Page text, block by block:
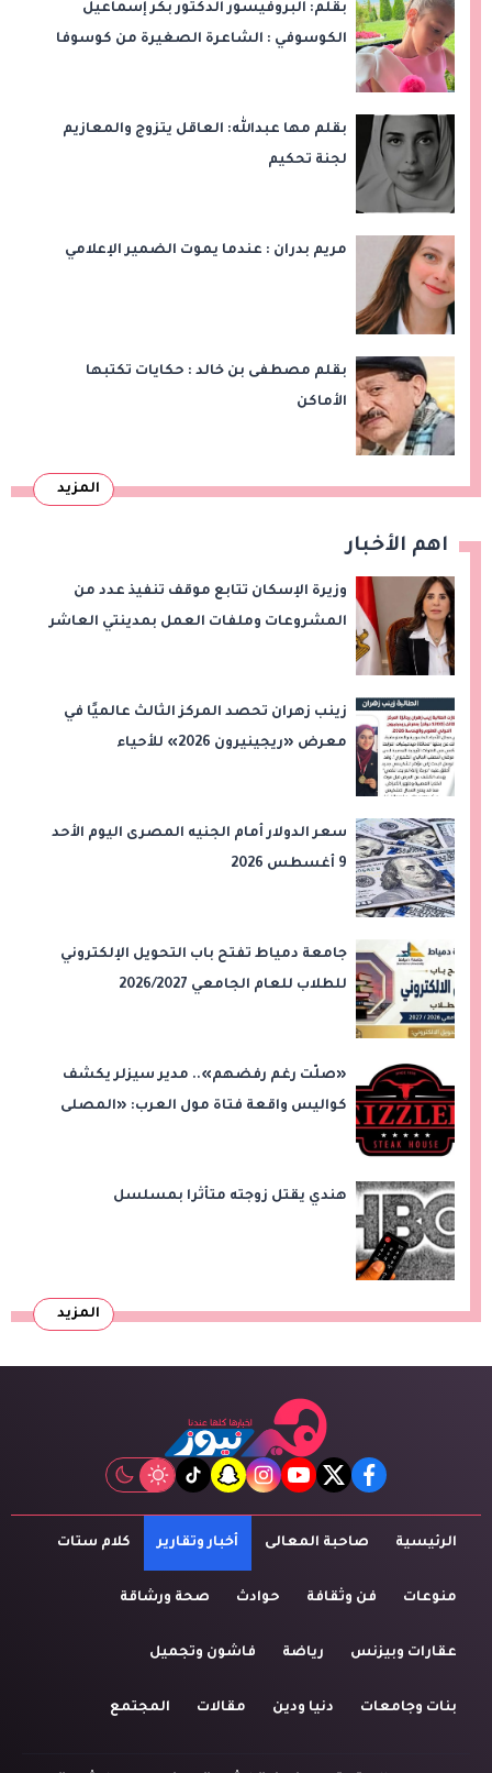
بقلم: البروفيسور الدكتور بكر إسماعيل
الكوسوفي : الشاعرة الصغيرة من كوسوفا
بقلم مها عبدالله: العاقل يتزوج والمعازيم
لجنة تحكيم
مريم بدران : عندما يموت الضمير الإعلامي
بقلم مصطفى بن خالد : حكايات تكتبها
الأماكن
المزيد
اهم الأخبار
وزيرة الإسكان تتابع موقف تنفيذ عدد من
المشروعات وملفات العمل بمدينتي العاشر
زينب زهران تحصد المركز الثالث عالميًا في
معرض «ريجينيرون 2026» للأحياء
سعر الدولار أمام الجنيه المصرى اليوم الأحد
9 أغسطس 2026
جامعة دمياط تفتح باب التحويل الإلكتروني
للطلاب للعام الجامعي 2026/2027
«صلّت رغم رفضهم».. مدير سيزلر يكشف
كواليس واقعة فتاة مول العرب: «المصلى
هندي يقتل زوجته متأثرا بمسلسل
المزيد
facebook
twitter
youtube
instagram
snapchat
tiktok
الرئيسية صاحبة المعالى أخبار وتقارير كلام ستات
منوعات فن وثقافة حوادث صحة ورشاقة
عقارات وبيزنس رياضة فاشون وتجميل
بنات وجامعات دنيا ودين مقالات المجتمع